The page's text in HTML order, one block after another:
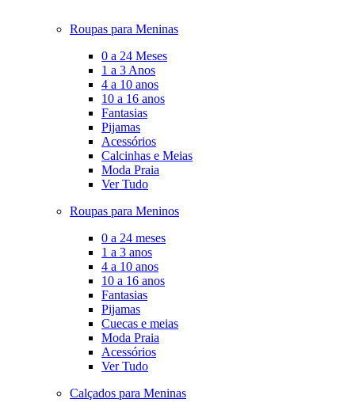
Roupas para Meninas
0 a 24 Meses
1 a 3 Anos
4 a 10 anos
10 a 16 anos
Fantasias
Pijamas
Acessórios
Calcinhas e Meias
Moda Praia
Ver Tudo
Roupas para Meninos
0 a 24 meses
1 a 3 anos
4 a 10 anos
10 a 16 anos
Fantasias
Pijamas
Cuecas e meias
Moda Praia
Acessórios
Ver Tudo
Calçados para Meninas